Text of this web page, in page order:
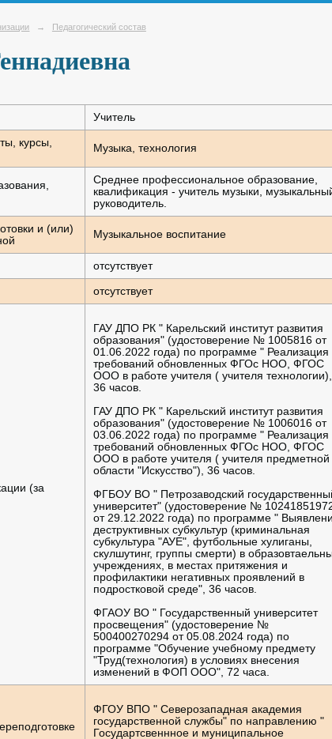
→ Педагогический состав
Учитель
курсы,
Музыка, технология
Среднее профессиональное образование,
квалификация - учитель музыки,
руководитель.
и (или)
Музыкальное воспитание
отсутствует
отсутствует
(за
ГАУ ДПО РК " Карельский институт развития
образования" (удостоверение № 1005816 от
01.06.2022 года) по программе " Реализация
требований обновленных ФГОс НОО, ФГОС
ООО в работе учителя ( учителя технологии),
36 часов.
ГАУ ДПО РК " Карельский институт развития
образования" (удостоверение № 1006016 от
03.06.2022 года) по программе " Реализация
требований обновленных ФГОс НОО, ФГОС
ООО в работе учителя ( учителя предметной
области "Искусство"), 36 часов.
ФГБОУ ВО " Петрозаводский
университет" (удостоверение №
от 29.12.2022 года) по программе "
деструктивных субкультур (криминальная
субкультура "АУЕ", футбольные хулиганы,
скулшутинг, группы смерти) в
учреждениях, в местах притяжения и
профилактики негативных проявлений в
подростковой среде", 36 часов.
ФГАОУ ВО " Государственный университет
просвещения" (удостоверение №
500400270294 от 05.08.2024 года) по
программе "Обучение учебному предмету
"Труд(технология) в условиях внесения
изменений в ФОП ООО", 72 часа.
ФГОУ ВПО " Северозападная академия
государственной службы" по направлению "
Государтсвеннное и муниципальное